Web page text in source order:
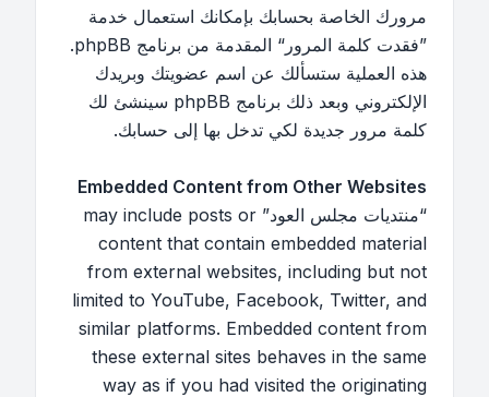
مرورك الخاصة بحسابك بإمكانك استعمال خدمة
”فقدت كلمة المرور“ المقدمة من برنامج phpBB.
هذه العملية ستسألك عن اسم عضويتك وبريدك
الإلكتروني وبعد ذلك برنامج phpBB سينشئ لك
كلمة مرور جديدة لكي تدخل بها إلى حسابك.
Embedded Content from Other Websites
“منتديات مجلس العود” may include posts or
content that contain embedded material
from external websites, including but not
limited to YouTube, Facebook, Twitter, and
similar platforms. Embedded content from
these external sites behaves in the same
way as if you had visited the originating